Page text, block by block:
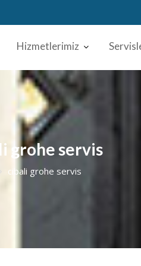
Hizmetlerimiz
grohe servis
cibali grohe servis